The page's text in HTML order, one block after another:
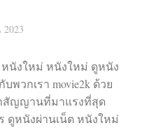
นังใหม่ หนังใหม่ ดูหนัง
พวกเรา movie2k ด้วย
สัญญานที่มาแรงที่สุด
ดูหนังผ่านเน็ต หนังใหม่